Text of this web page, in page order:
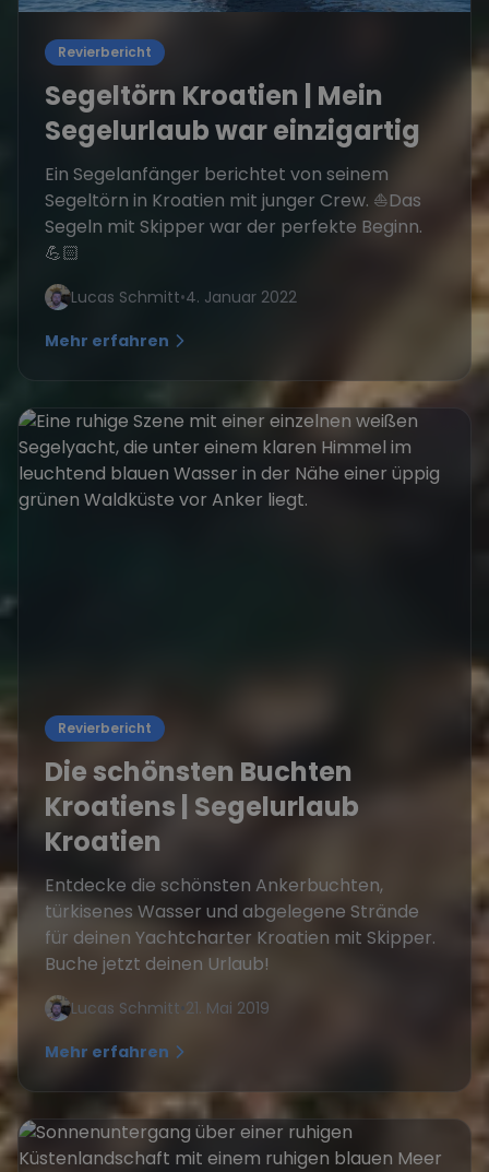
Revierbericht
Segeltörn Kroatien | Mein
Segelurlaub war einzigartig
Ein Segelanfänger berichtet von seinem
Segeltörn in Kroatien mit junger Crew. ⛵Das
Segeln mit Skipper war der perfekte Beginn.
💪🏻
Lucas Schmitt•4. Januar 2022
Mehr erfahren
Revierbericht
Die schönsten Buchten
Kroatiens | Segelurlaub
Kroatien
Entdecke die schönsten Ankerbuchten,
türkisenes Wasser und abgelegene Strände
für deinen Yachtcharter Kroatien mit Skipper.
Buche jetzt deinen Urlaub!
Lucas Schmitt 21. Mai 2019
Mehr erfahren